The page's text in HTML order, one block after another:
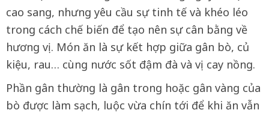
cao sang, nhưng yêu cầu sự tinh tế và khéo léo
trong cách chế biến để tạo nên sự cân bằng về
hương vị. Món ăn là sự kết hợp giữa gân bò, củ
kiệu, rau… cùng nước sốt đậm đà và vị cay nồng.
Phần gân thường là gân trong hoặc gân vàng của
bò được làm sạch, luộc vừa chín tới để khi ăn vẫn